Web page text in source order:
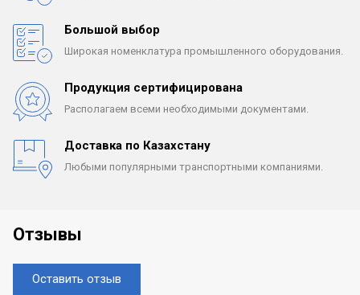
Большой выбор
Широкая номенклатура промышленного оборудования.
Продукция сертифицирована
Располагаем всеми необходимыми документами.
Доставка по Казахстану
Любыми популярными транспортными компаниями.
Отзывы
Оставить отзыв